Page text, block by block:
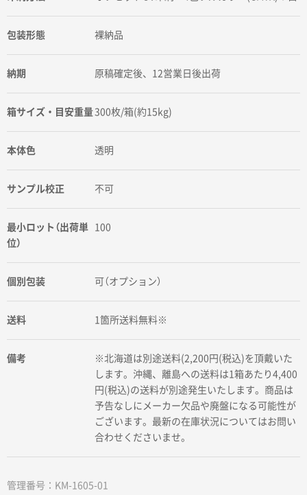
包装形態 裸納品
納期 原稿確定後、12営業日後出荷
箱サイズ・目安重量 300枚/箱(約15kg)
本体色 透明
サンプル校正 不可
最小ロット（出荷単
位）
100
個別包装 可（オプション）
送料 1箇所送料無料※
備考
※北海道は別途送料(2,200円(税込)を頂戴いた
します。沖縄、離島への送料は1箱あたり4,400
円(税込)の送料が別途発生いたします。商品は
予告なしにメーカー欠品や廃盤になる可能性が
ございます。最新の在庫状況についてはお問い
合わせくださいませ。
管理番号：KM-1605-01